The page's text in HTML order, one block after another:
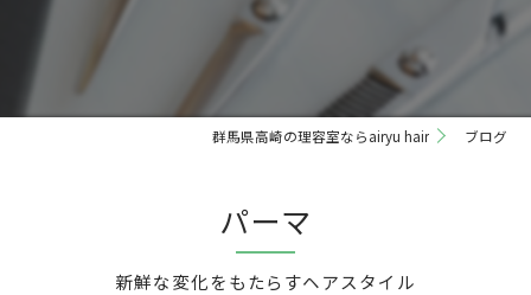
群馬県高崎の理容室ならairyu hair ブログ
パーマ
新鮮な変化をもたらすヘアスタイル